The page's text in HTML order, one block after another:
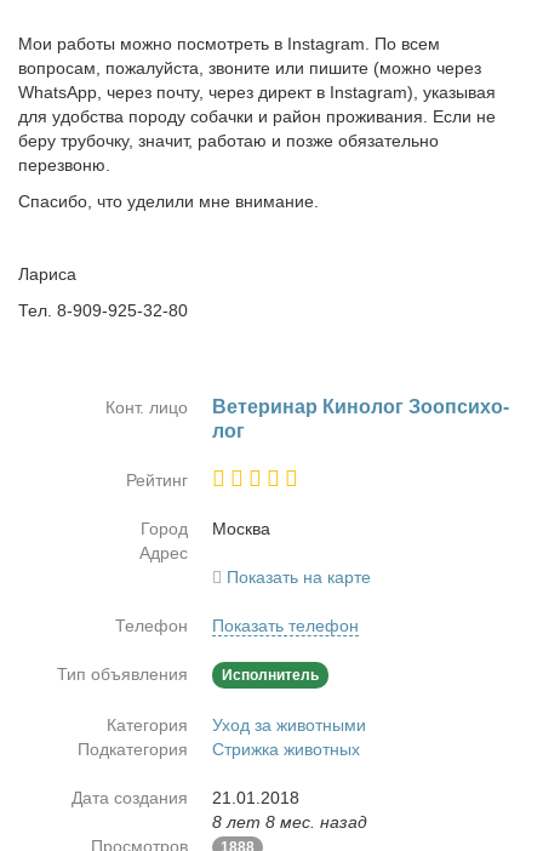
Мои работы можно посмотреть в Instagram. По всем
вопросам, пожалуйста, звоните или пишите (можно через
WhatsApp, через почту, через директ в Instagram), указывая
для удобства породу собачки и район проживания. Если не
беру трубочку, значит, работаю и позже обязательно
перезвоню.
Спасибо, что уделили мне внимание.
Лариса
Тел. 8-909-925-32-80
Конт. лицо
Ве­те­ри­нар Ки­но­лог Зоо­пси­хо­
лог
Рейтинг
Город
Москва
Адрес
Показать на карте
Телефон Показать телефон
Тип объявления Исполнитель
Категория
Уход за животными
Подкатегория
Стрижка животных
Дата создания
21.01.2018
8 лет 8 мес. назад
Просмотров
1888